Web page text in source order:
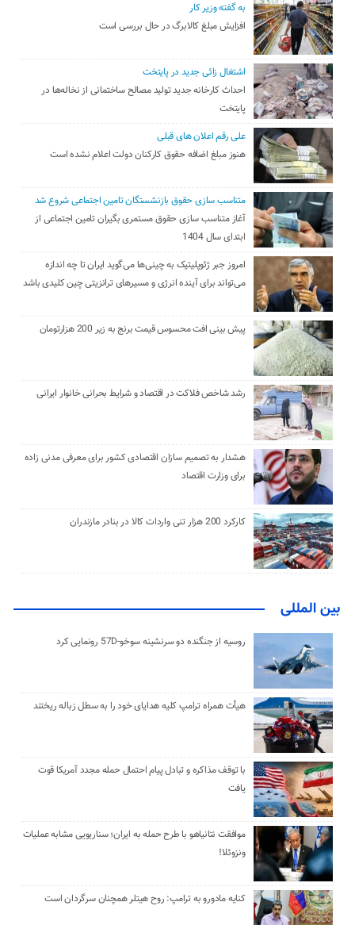
به گفته وزیر کار
افزایش مبلغ کالابرگ در حال بررسی است
اشتغال زائی جدید در پایتخت
احداث کارخانه جدید تولید مصالح ساختمانی از نخاله‌ها در
پایتخت
علی رقم اعلان های قبلی
هنوز مبلغ اضافه حقوق کارکنان دولت اعلام نشده است
متناسب سازی حقوق بازنشستگان تامین اجتماعی شروع شد
آغاز متناسب سازی حقوق مستمری بگیران تامین اجتماعی از
ابتدای سال 1404
امروز جبر ژئوپلیتیک به چینی‌ها می‌گوید ایران تا چه اندازه
می‌تواند برای آینده انرژی و مسیرهای ترانزیتی چین کلیدی باشد
پیش بینی افت محسوس قیمت برنج به زیر 200 هزارتومان
رشد شاخص فلاکت در اقتصاد و شرایط بحرانی خانوار ایرانی
هشدار به تصمیم سازان اقتصادی کشور برای معرفی مدنی زاده
برای وزارت اقتصاد
کارکرد 200 هزار تنی واردات کالا در بنادر مازندران
بین المللی
روسیه از جنگنده دو سرنشینه سوخو-57D رونمایی کرد
هیأت همراه ترامپ کلیه هدایای خود را به سطل زباله ریختند
با توقف مذاکره و تبادل پیام احتمال حمله مجدد آمریکا قوت
یافت
موافقت نتانیاهو با طرح حمله به ایران؛ سناریویی مشابه عملیات
ونزوئلا!
کنایه مادورو به ترامپ: روح هیتلر همچنان سرگردان است